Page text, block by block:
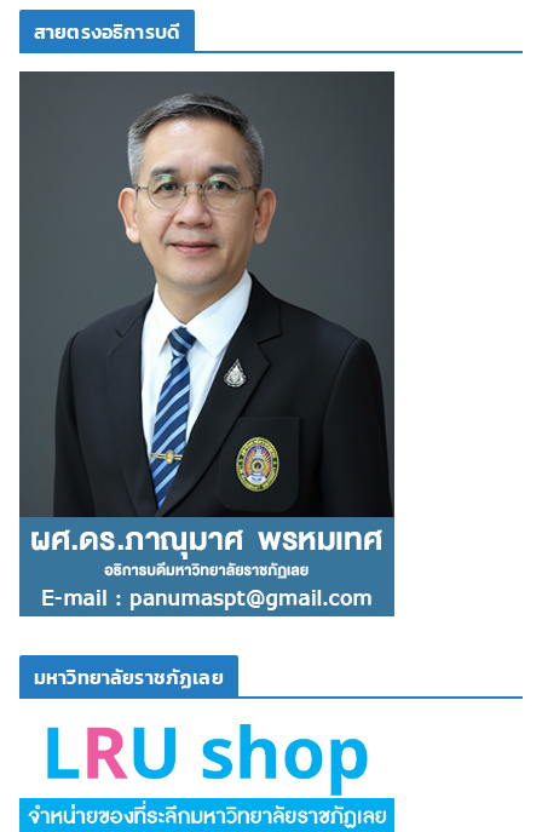
สายตรงอธิการบดี
มหาวิทยาลัยราชภัฏเลย